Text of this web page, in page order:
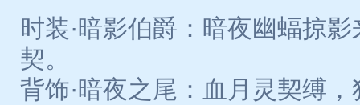
时装·暗影伯爵：暗夜幽蝠掠
契。
背饰·暗夜之尾：血月灵契缚